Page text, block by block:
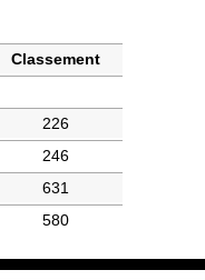
Classement
226
246
631
580